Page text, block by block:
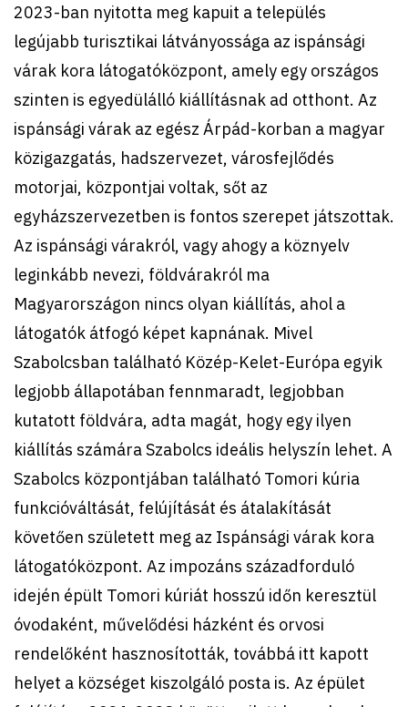
2023-ban nyitotta meg kapuit a település
legújabb turisztikai látványossága az ispánsági
várak kora látogatóközpont, amely egy országos
szinten is egyedülálló kiállításnak ad otthont. Az
ispánsági várak az egész Árpád-korban a magyar
közigazgatás, hadszervezet, városfejlődés
motorjai, központjai voltak, sőt az
egyházszervezetben is fontos szerepet játszottak.
Az ispánsági várakról, vagy ahogy a köznyelv
leginkább nevezi, földvárakról ma
Magyarországon nincs olyan kiállítás, ahol a
látogatók átfogó képet kapnának. Mivel
Szabolcsban található Közép-Kelet-Európa egyik
legjobb állapotában fennmaradt, legjobban
kutatott földvára, adta magát, hogy egy ilyen
kiállítás számára Szabolcs ideális helyszín lehet. A
Szabolcs központjában található Tomori kúria
funkcióváltását, felújítását és átalakítását
követően született meg az Ispánsági várak kora
látogatóközpont. Az impozáns századforduló
idején épült Tomori kúriát hosszú időn keresztül
óvodaként, művelődési házként és orvosi
rendelőként hasznosították, továbbá itt kapott
helyet a községet kiszolgáló posta is. Az épület